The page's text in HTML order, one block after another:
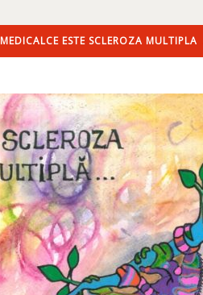
MEDICALCE ESTE SCLEROZA MULTIPLA